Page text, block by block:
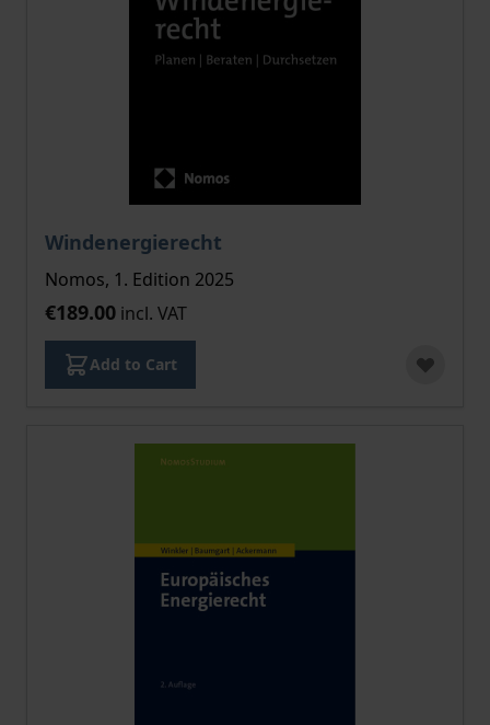
Windenergierecht
Nomos, 1. Edition 2025
€189.00 incl. VAT
Add to Cart